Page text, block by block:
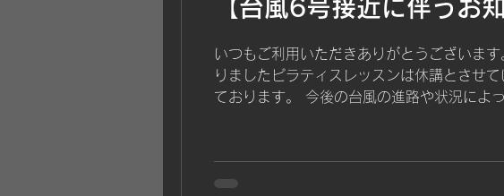
【台風6号接近に伴うお
いつもご利用いただきありがとうございま
りましたピラティスレッスンは休講とさせ
ております。 今後の台風の進路や状況によ